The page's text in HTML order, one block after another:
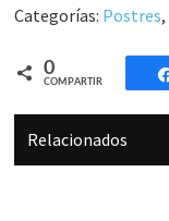
Categorías: Postres,
0
COMPARTIR
Relacionados